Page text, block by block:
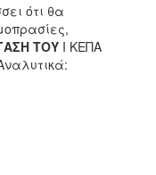
ότι θα
ΤΟΥ Ι ΚΕΠΑ